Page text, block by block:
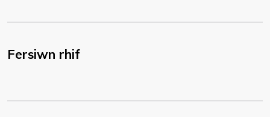
Fersiwn rhif